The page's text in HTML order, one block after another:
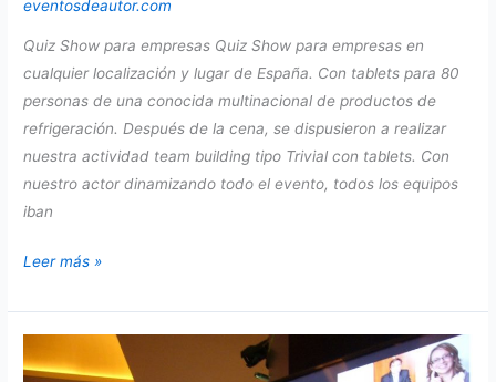
eventosdeautor.com
Quiz Show para empresas Quiz Show para empresas en
cualquier localización y lugar de España. Con tablets para 80
personas de una conocida multinacional de productos de
refrigeración. Después de la cena, se dispusieron a realizar
nuestra actividad team building tipo Trivial con tablets. Con
nuestro actor dinamizando todo el evento, todos los equipos
iban
Quiz
para
Trivial
Leer más »